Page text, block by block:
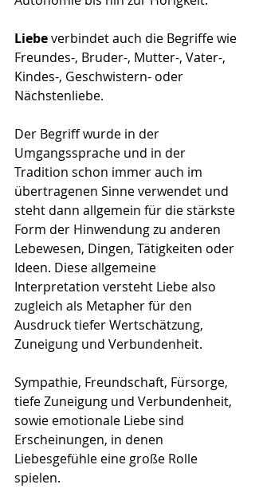
Liebe verbindet auch die Begriffe wie
Freundes-, Bruder-, Mutter-, Vater-,
Kindes-, Geschwistern- oder
Nächstenliebe.
Der Begriff wurde in der
Umgangssprache und in der
Tradition schon immer auch im
übertragenen Sinne verwendet und
steht dann allgemein für die stärkste
Form der Hinwendung zu anderen
Lebewesen, Dingen, Tätigkeiten oder
Ideen. Diese allgemeine
Interpretation versteht Liebe also
zugleich als Metapher für den
Ausdruck tiefer Wertschätzung,
Zuneigung und Verbundenheit.
Sympathie, Freundschaft, Fürsorge,
tiefe Zuneigung und Verbundenheit,
sowie emotionale Liebe sind
Erscheinungen, in denen
Liebesgefühle eine große Rolle
spielen.